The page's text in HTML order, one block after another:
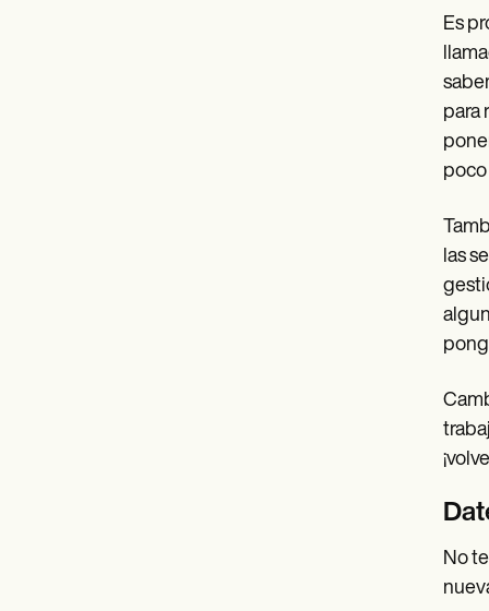
Es
para
poco
las
No